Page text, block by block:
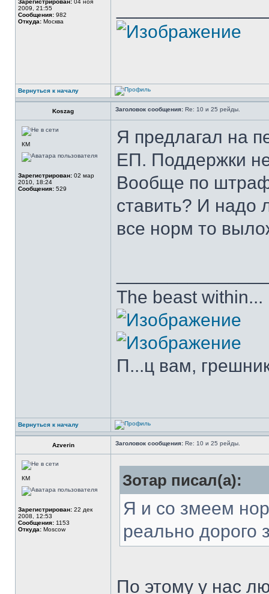
Зарегистрирован: 04 ноя
2009, 21:55
Сообщения: 982
Откуда: Москва
Вернуться к началу
Koszag Заголовок сообщения: Re: 10 и 25 рейды.
КМ
Зарегистрирован: 02 мар
2010, 18:24
Сообщения: 529
Я предлагал на
ЕП. Поддержки
Вообще по
ставить? И надо
все норм то
The beast within...
П...ц вам,
Вернуться к началу
Azverin Заголовок сообщения: Re: 10 и 25 рейды.
КМ
Зарегистрирован: 22 дек
2008, 12:53
Сообщения: 1153
Откуда: Moscow
Зотар писал(а):
Я и со змеем
реально дорого
По этому у нас